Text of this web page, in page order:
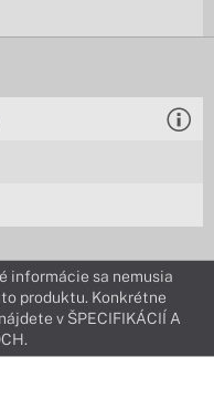
informácie sa nemusia
produktu. Konkrétne
v ŠPECIFIKÁCIÍ A